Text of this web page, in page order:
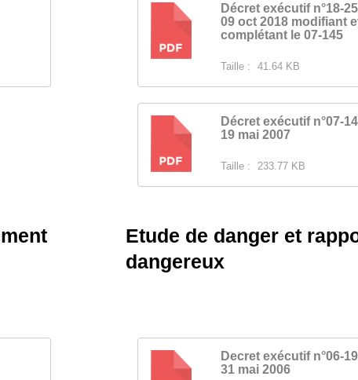
Décret exécutif n°18-
09 oct 2018 modifiant
complétant le 07-145
Taille : 41.64 KB
Décret exécutif n°07-
19 mai 2007
Taille : 233.77 KB
Etude de danger et
dangereux
Decret exécutif n°06-
31 mai 2006